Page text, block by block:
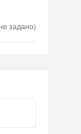
задано)